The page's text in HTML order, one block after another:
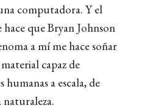
computadora. Y el
que Bryan Johnson
a mí me hace soñar
capaz de
a escala, de